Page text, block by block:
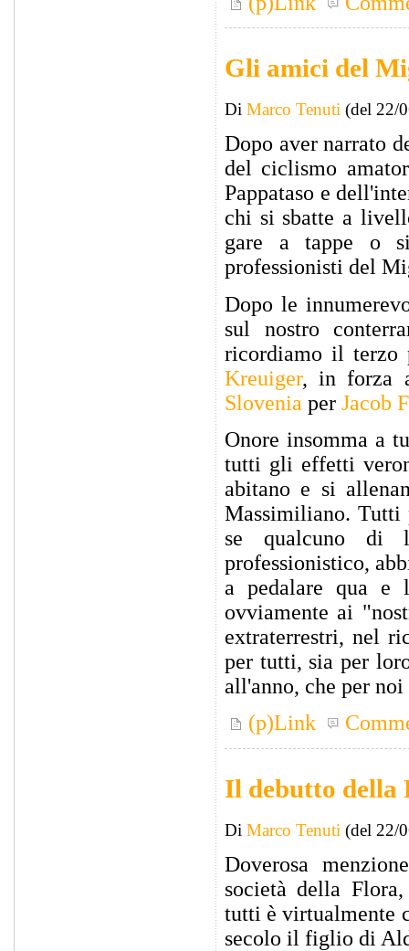
Gli amici del
Di Marco Tenuti (del 22/
Dopo aver narrato
del ciclismo
Pappataso e
chi si sbatte a
gare a tappe o
professionisti del
Dopo le
sul nostro
ricordiamo il terzo
Kreuiger, in forza
Slovenia per Jacob
Onore insomma a
tutti gli effetti
abitano e si
Massimiliano. Tutti
se qualcuno di
professionistico,
a pedalare qua
ovviamente ai
extraterrestri, nel
per tutti, sia per
all'anno, che per
(p)Link
Il debutto della
Di Marco Tenuti (del 22/
Doverosa
società della
tutti è virtualmente
secolo il figlio di